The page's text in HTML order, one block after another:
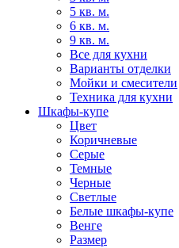
5 кв. м.
6 кв. м.
9 кв. м.
Все для кухни
Варианты отделки
Мойки и смесители
Техника для кухни
Шкафы-купе
Цвет
Коричневые
Серые
Темные
Черные
Светлые
Белые шкафы-купе
Венге
Размер